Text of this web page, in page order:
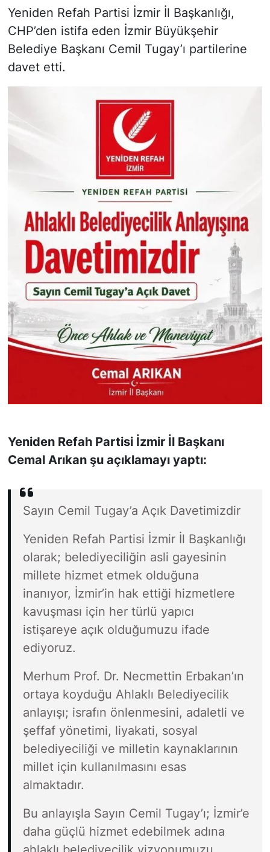
Yeniden Refah Partisi İzmir İl Başkanlığı,
CHP’den istifa eden İzmir Büyükşehir
Belediye Başkanı Cemil Tugay’ı partilerine
davet etti.
Yeniden Refah Partisi İzmir İl Başkanı
Cemal Arıkan şu açıklamayı yaptı:
Sayın Cemil Tugay’a Açık Davetimizdir
Yeniden Refah Partisi İzmir İl Başkanlığı
olarak; belediyeciliğin asli gayesinin
millete hizmet etmek olduğuna
inanıyor, İzmir’in hak ettiği hizmetlere
kavuşması için her türlü yapıcı
istişareye açık olduğumuzu ifade
ediyoruz.
Merhum Prof. Dr. Necmettin Erbakan’ın
ortaya koyduğu Ahlaklı Belediyecilik
anlayışı; israfın önlenmesini, adaletli ve
şeffaf yönetimi, liyakati, sosyal
belediyeciliği ve milletin kaynaklarının
millet için kullanılmasını esas
almaktadır.
Bu anlayışla Sayın Cemil Tugay’ı; İzmir’e
daha güçlü hizmet edebilmek adına